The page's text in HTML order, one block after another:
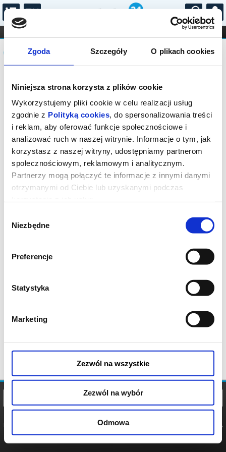
Zgoda Szczegóły O plikach cookies
Niniejsza strona korzysta z plików cookie
Wykorzystujemy pliki cookie w celu realizacji usług
zgodnie z Polityką cookies, do spersonalizowania treści
i reklam, aby oferować funkcje społecznościowe i
analizować ruch w naszej witrynie. Informacje o tym, jak
korzystasz z naszej witryny, udostępniamy partnerom
społecznościowym, reklamowym i analitycznym.
Partnerzy mogą połączyć te informacje z innymi danymi
otrzymanymi od Ciebie lub uzyskanymi podczas
zgody
Niezbędne
Preferencje
Statystyka
Marketing
Zezwól na wszystkie
Zezwól na wybór
Odmowa
...
FILHARMONIA OPERA I BALET
STAND-UP
DLA DZIECI
Komunikat
Sprzedaż biletów on-line na wydarzenie
została zakończona.
POLITYKA
POLITYKA